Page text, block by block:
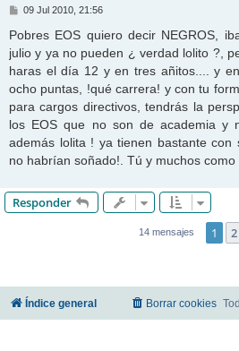
M
n
a
j
e
09 Jul 2010, 21:56
Pobres EOS quiero decir NEGROS,
julio y ya no pueden ¿ verdad lolito ?,
haras el día 12 y en tres añitos.... y
ocho puntas, !qué carrera! y con tu
para cargos directivos, tendrás la
los EOS que no son de academia y
además lolita ! ya tienen bastante con
no habrían soñado!. Tú y muchos como
Responder
14 mensajes 1 2
Índice general Borrar cookies